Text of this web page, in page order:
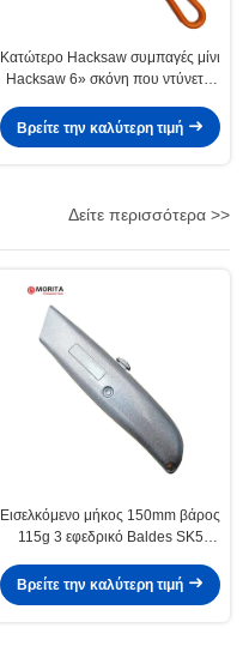
Κατώτερο Hacksaw συμπαγές μίνι
Hacksaw 6» σκόνη που ντύνεται
αντιδιαβρωτικής λεπίδας
μετάλλων 24 TPI τέμνουσας
Βρείτε την καλύτερη τιμή
Δείτε περισσότερα >>
Εισελκόμενο μήκος 150mm βάρος
115g 3 εφεδρικό Baldes SK5
μαχαιριών χρησιμότητας λεπίδων
Βρείτε την καλύτερη τιμή